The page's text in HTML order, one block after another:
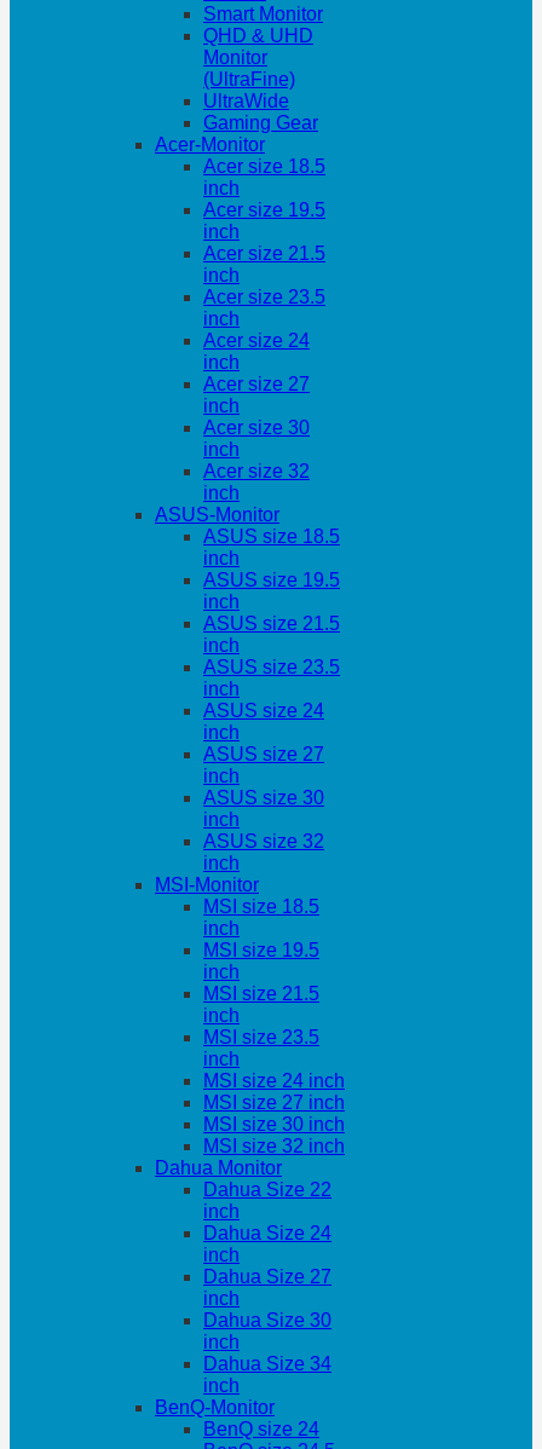
Smart Monitor
QHD & UHD
Monitor
(UltraFine)
UltraWide
Gaming Gear
Acer-Monitor
Acer size 18.5
inch
Acer size 19.5
inch
Acer size 21.5
inch
Acer size 23.5
inch
Acer size 24
inch
Acer size 27
inch
Acer size 30
inch
Acer size 32
inch
ASUS-Monitor
ASUS size 18.5
inch
ASUS size 19.5
inch
ASUS size 21.5
inch
ASUS size 23.5
inch
ASUS size 24
inch
ASUS size 27
inch
ASUS size 30
inch
ASUS size 32
inch
MSI-Monitor
MSI size 18.5
inch
MSI size 19.5
inch
MSI size 21.5
inch
MSI size 23.5
inch
MSI size 24 inch
MSI size 27 inch
MSI size 30 inch
MSI size 32 inch
Dahua Monitor
Dahua Size 22
inch
Dahua Size 24
inch
Dahua Size 27
inch
Dahua Size 30
inch
Dahua Size 34
inch
BenQ-Monitor
BenQ size 24